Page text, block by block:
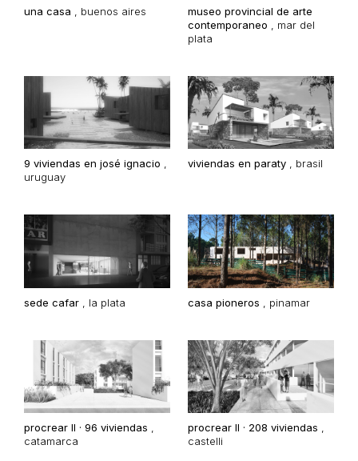
una casa buenos aires
museo provincial de arte
contemporaneo
mar del
plata
9 viviendas en josé ignacio
uruguay
viviendas en paraty brasil
sede cafar la plata casa pioneros pinamar
procrear II · 96 viviendas
catamarca
procrear II · 208 viviendas
castelli